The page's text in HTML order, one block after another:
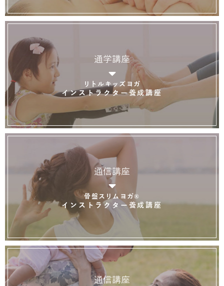
通学講座
リトルキッズヨガ
インストラクター養成講座
通信講座
骨盤スリムヨガ®
インストラクター養成講座
通信講座